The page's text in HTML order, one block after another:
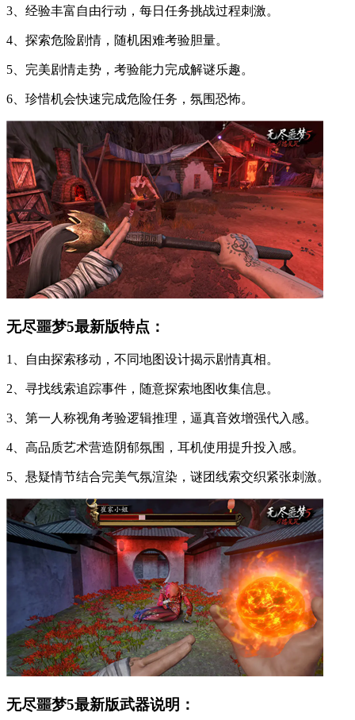
3、经验丰富自由行动，每日任务挑战过程刺激。
4、探索危险剧情，随机困难考验胆量。
5、完美剧情走势，考验能力完成解谜乐趣。
6、珍惜机会快速完成危险任务，氛围恐怖。
无尽噩梦5最新版特点：
1、自由探索移动，不同地图设计揭示剧情真相。
2、寻找线索追踪事件，随意探索地图收集信息。
3、第一人称视角考验逻辑推理，逼真音效增强代入感。
4、高品质艺术营造阴郁氛围，耳机使用提升投入感。
5、悬疑情节结合完美气氛渲染，谜团线索交织紧张刺激。
无尽噩梦5最新版武器说明：